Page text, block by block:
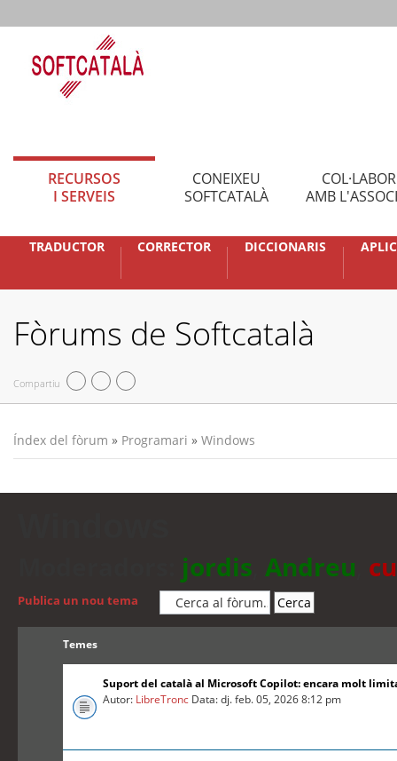
RECURSOS
I SERVEIS
CONEIXEU
SOFTCATALÀ
AMB
TRADUCTOR CORRECTOR DICCIONARIS
Fòrums de Softcatalà
Compartiu
Índex del fòrum » Programari » Windows
jordis Andreu
Publica un nou tema
Temes
Suport del català al Microsoft Copilot: encara molt
Autor: LibreTronc Data: dj. feb. 05, 2026 8:12 pm